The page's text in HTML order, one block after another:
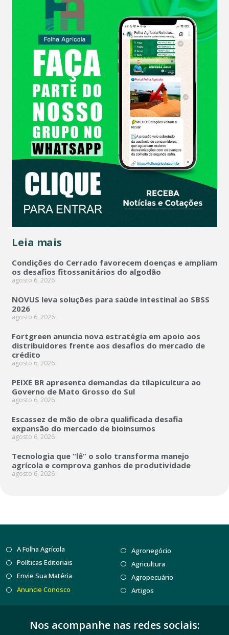
Leia mais
Condições do Cerrado favorecem doenças e ampliam
os desafios fitossanitários do algodão
agosto 6, 2026
NOVUS leva soluções para saúde intestinal ao SBSS
2026
agosto 6, 2026
Fortgreen anuncia nova estratégia em apoio aos
distribuidores frente aos desafios do mercado de
crédito
agosto 6, 2026
PEIXE BR apresenta demandas da tilapicultura ao
Governo de Mato Grosso do Sul
agosto 6, 2026
Escassez de mão de obra qualificada desafia
expansão do mercado de bioinsumos
agosto 6, 2026
Tecnologia que “lê” o solo transforma manejo
agrícola e comprova ganhos de produtividade
agosto 6, 2026
A Folha Agrícola
Políticas Editoriais
Envie Sua Matéria
Anuncie Conosco
Agronegócio
Agricultura
Agropecuário
Artigos
Nos acompanhe nas redes sociais: